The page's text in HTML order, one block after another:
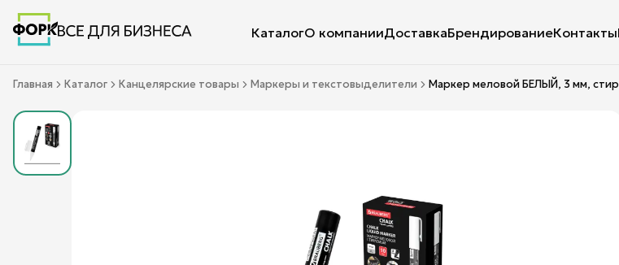
КаталогО компанииДоставкаБрендированиеКонтакты
Главная Каталог Канцелярские товары Маркеры и текстовыделители Маркер меловой БЕЛЫЙ, 3 мм,